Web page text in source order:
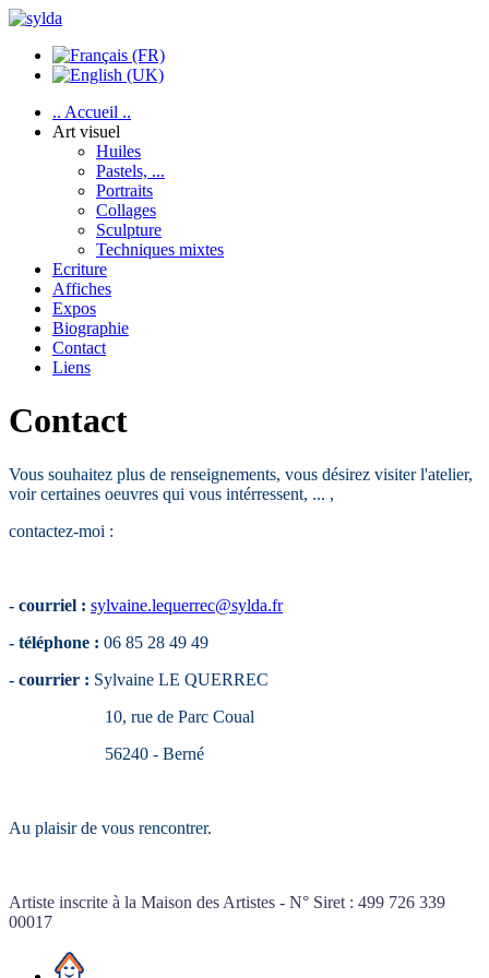
.. Accueil ..
Art visuel
Huiles
Pastels, ...
Portraits
Collages
Sculpture
Techniques mixtes
Ecriture
Affiches
Expos
Biographie
Contact
Liens
Contact
Vous souhaitez plus de renseignements, vous désirez visiter l'atelier,
voir certaines oeuvres qui vous intérressent, ... ,
contactez-moi :
- courriel : sylvaine.lequerrec@sylda.fr
- téléphone : 06 85 28 49 49
- courrier : Sylvaine LE QUERREC
10, rue de Parc Coual
56240 - Berné
Au plaisir de vous rencontrer.
Artiste inscrite à la Maison des Artistes - N° Siret : 499 726 339
00017